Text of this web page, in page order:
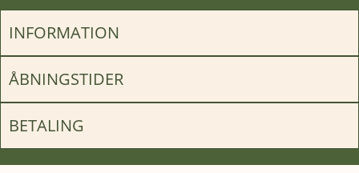
INFORMATION
ÅBNINGSTIDER
BETALING